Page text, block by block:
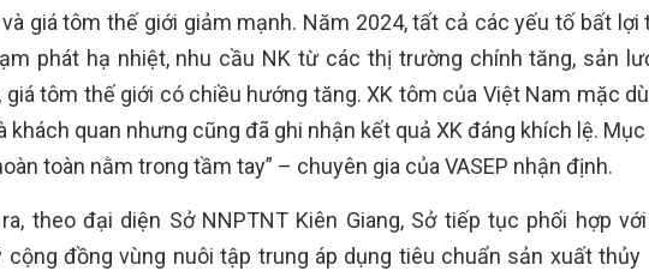
giá tôm thế giới giảm mạnh. Năm 2024, tất cả các yếu tố bất lợi
phát hạ nhiệt, nhu cầu NK từ các thị trường chính tăng, sản
giá tôm thế giới có chiều hướng tăng. XK tôm của Việt Nam mặc
quan nhưng cũng đã ghi nhận kết quả XK đáng khích lệ.
toàn nằm trong tầm tay” – chuyên gia của VASEP nhận định.
theo đại diện Sở NNPTNT Kiên Giang, Sở tiếp tục phối hợp
đồng vùng nuôi tập trung áp dụng tiêu chuẩn sản xuất thủy